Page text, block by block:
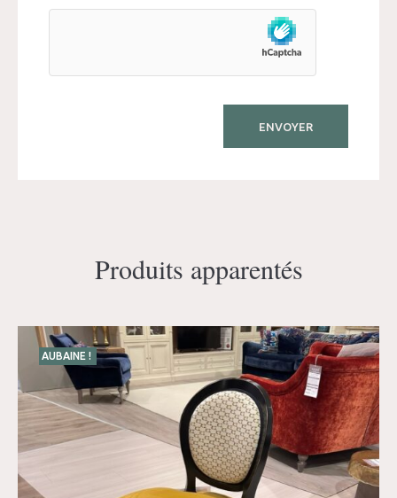
Produits apparentés
AUBAINE !